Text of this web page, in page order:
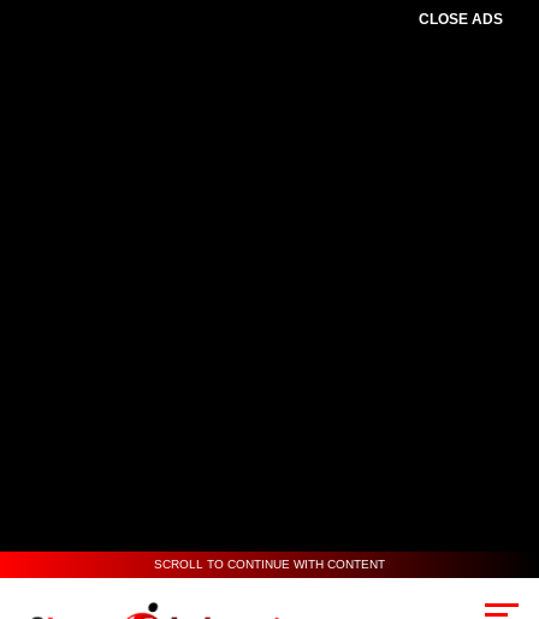
CLOSE ADS
SCROLL TO CONTINUE WITH CONTENT